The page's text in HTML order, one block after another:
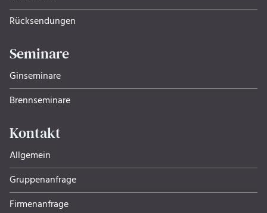
Rücksendungen
Seminare
Ginseminare
Brennseminare
Kontakt
Allgemein
Gruppenanfrage
Firmenanfrage